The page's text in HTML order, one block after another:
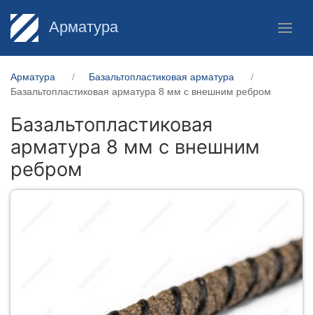
Арматура
Арматура
Базальтопластиковая арматура
Базальтопластиковая арматура 8 мм с внешним ребром
Базальтопластиковая
арматура 8 мм с внешним
ребром